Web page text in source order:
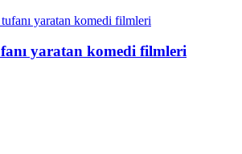
yaratan komedi filmleri
yaratan komedi filmleri